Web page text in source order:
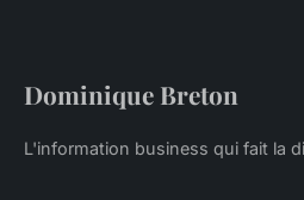
Dominique Breton
L'information business qui fait la